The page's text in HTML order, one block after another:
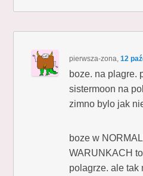
pierwsza-zona,12
boze. na plagre.
sistermoon na
zimno bylo jak
boze w
WARUNKACH
polagrze. ale tak